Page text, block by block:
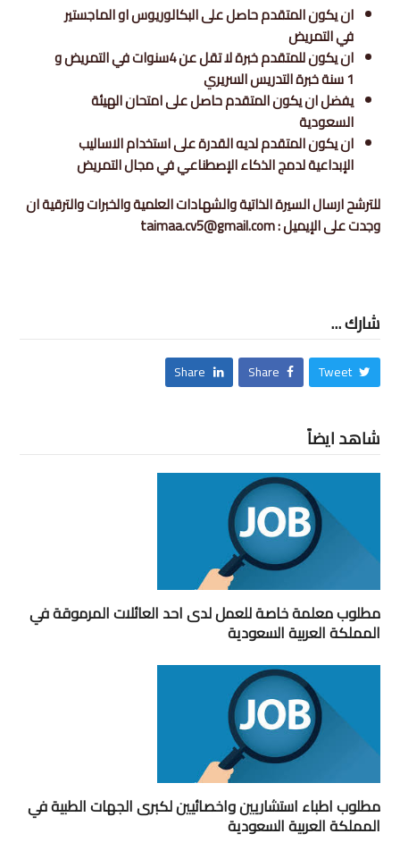
ان يكون المتقدم حاصل على البكالوريوس او الماجستير
في التمريض
ان يكون للمتقدم خبرة لا تقل عن 4سنوات في التمريض و
1 سنة خبرة التدريس السريري
يفضل ان يكون المتقدم حاصل على امتحان الهيئة
السعودية
ان يكون المتقدم لديه القدرة على استخدام الاساليب
الإبداعية لدمج الذكاء الإصطناعي في مجال التمريض
للترشح ارسال السيرة الذاتية والشهادات العلمية والخبرات والترقية ان
وجدت على الإيميل : taimaa.cv5@gmail.com
شارك ...
Tweet
Share
Share
شاهد ايضاً
مطلوب معلمة خاصة للعمل لدى احد العائلات المرموقة في
المملكة العربية السعودية
مطلوب اطباء استشاريين واخصائيين لكبرى الجهات الطبية في
المملكة العربية السعودية